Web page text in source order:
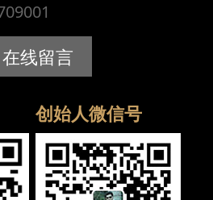
在线留言
创始人微信号